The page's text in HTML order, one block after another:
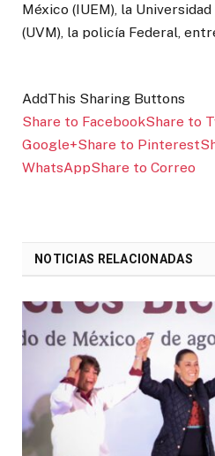
México (IUEM), la
(UVM), la policía Federal,
AddThis Sharing Buttons
Share to FacebookShare to
Google+Share to Pinterest
WhatsAppShare to Correo
NOTICIAS RELACIONADAS